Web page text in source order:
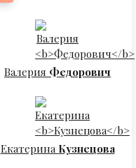
Валерия Федорович
Екатерина Кузнецова